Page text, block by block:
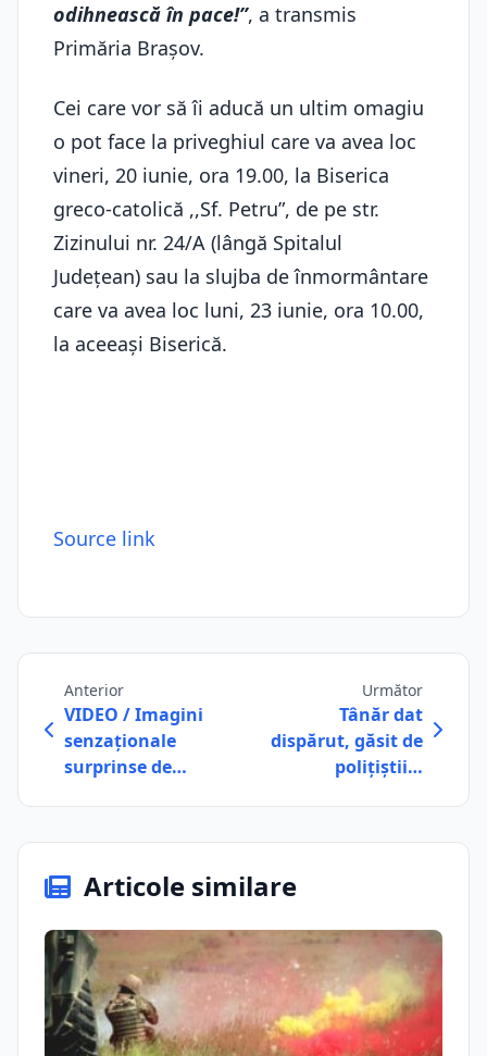
odihnească în pace!”, a transmis
Primăria Braşov.
Cei care vor să îi aducă un ultim omagiu
o pot face la priveghiul care va avea loc
vineri, 20 iunie, ora 19.00, la Biserica
greco-catolică ,,Sf. Petru”, de pe str.
Zizinului nr. 24/A (lângă Spitalul
Județean) sau la slujba de înmormântare
care va avea loc luni, 23 iunie, ora 10.00,
la aceeași Biserică.
Source link
Anterior
VIDEO / Imagini
senzaționale
surprinse de…
Următor
Tânăr dat
dispărut, găsit de
poliţiştii…
Articole similare